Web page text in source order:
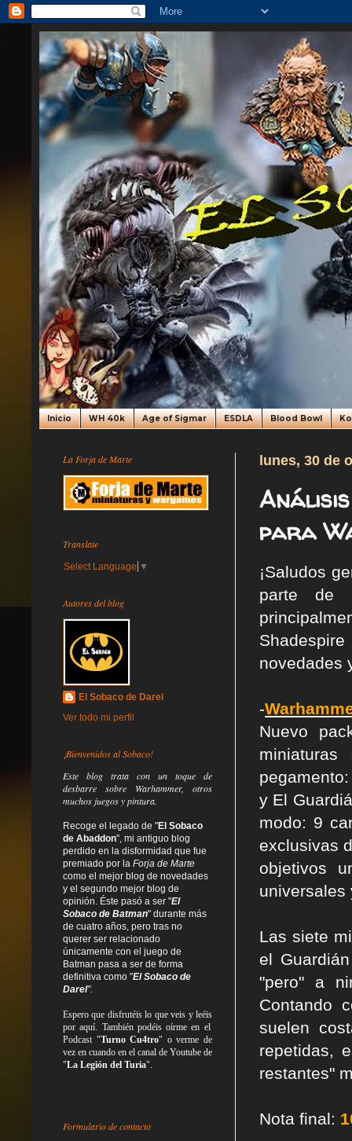
Inicio WH 40k Age of Sigmar ESDLA Blood Bowl
lunes, 30 de
para
¡Saludos
parte de
novedades
-
Nuevo
y El
modo: 9
exclusivas
objetivos
universales
Las siete
el
"pero" a
Contando
suelen
repetidas,
restantes"
Nota final:
La Forja de Marte
Translate
Select Language ▼
Autores del blog
El Sobaco de Darel
Ver todo mi perfil
¡Bienvenidos al Sobaco!
Este blog trata con un toque de
desbarre sobre Warhammer, otros
muchos juegos y pintura.
Recoge el legado de "El Sobaco
de Abaddon", mi antiguo blog
perdido en la disformidad que fue
premiado por la Forja de Marte
como el mejor blog de novedades
y el segundo mejor blog de
opinión. Éste pasó a ser "El
Sobaco de Batman" durante más
de cuatro años, pero tras no
querer ser relacionado
únicamente con el juego de
Batman pasa a ser de forma
definitiva como "El Sobaco de
Darel".
Espero que disfrutéis lo queveis yleéis
por aquí. También podéis oírme en el
Podcast "Turno Cu4tro" o verme de
vez en cuando en el canal de Youtube de
"La Legión del Turia".
Formulario de contacto